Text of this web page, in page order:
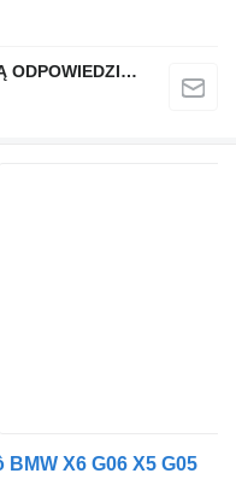
QINDITO SPÓŁKA Z OGRANICZONĄ ODPOWIEDZIALNOŚCIĄ
X6 G06 X5 G05